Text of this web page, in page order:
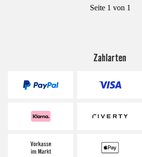
Seite 1 von 1
Zahlarten